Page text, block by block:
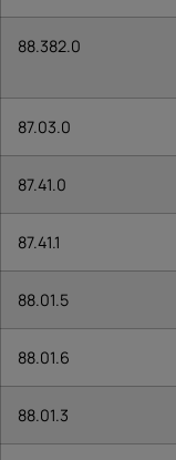
88.382.0
87.03.0
87.41.0
87.41.1
88.01.5
88.01.6
88.01.3